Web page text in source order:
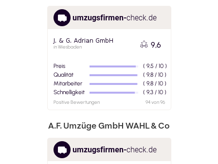
A.F. Umzüge GmbH WAHL & Co